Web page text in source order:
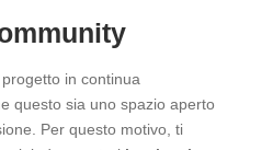
in continua
questo sia uno spazio aperto
Per questo motivo, ti